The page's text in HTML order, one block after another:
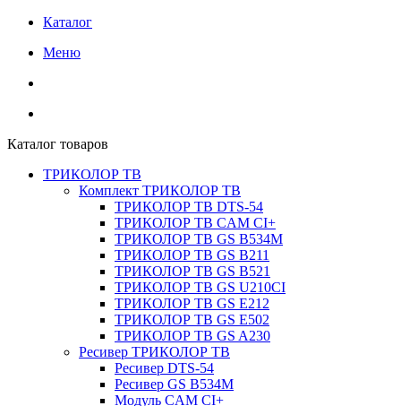
Каталог
Меню
Каталог товаров
ТРИКОЛОР ТВ
Комплект ТРИКОЛОР ТВ
ТРИКОЛОР ТВ DTS-54
ТРИКОЛОР ТВ CAM CI+
ТРИКОЛОР ТВ GS B534M
ТРИКОЛОР ТВ GS B211
ТРИКОЛОР ТВ GS B521
ТРИКОЛОР ТВ GS U210CI
ТРИКОЛОР ТВ GS E212
ТРИКОЛОР ТВ GS E502
ТРИКОЛОР ТВ GS A230
Ресивер ТРИКОЛОР ТВ
Ресивер DTS-54
Ресивер GS B534M
Модуль CAM CI+